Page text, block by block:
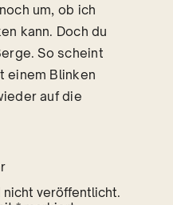
um, ob ich
kann. Doch du
So scheint
einem Blinken
auf die
nicht veröffentlicht.